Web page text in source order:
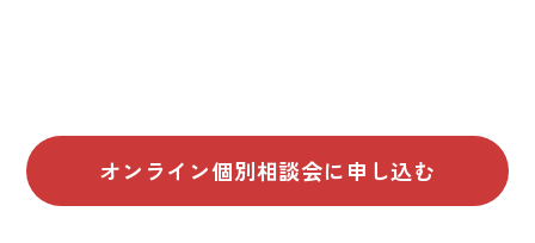
オンライン個別相談会に申し込む